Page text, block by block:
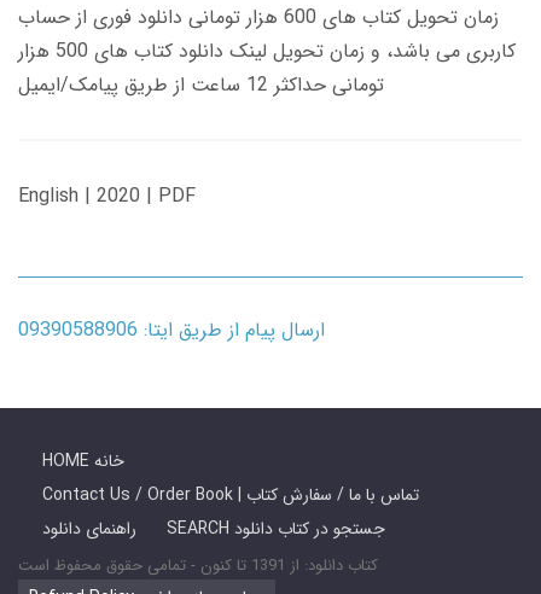
زمان تحویل کتاب های 600 هزار تومانی دانلود فوری از حساب
کاربری می باشد، و زمان تحویل لینک دانلود کتاب های 500 هزار
تومانی حداکثر 12 ساعت از طریق پیامک/ایمیل
English | 2020 | PDF
ارسال پیام از طریق ایتا: 09390588906
HOME خانه
Contact Us / Order Book | تماس با ما / سفارش کتاب
راهنمای دانلود
SEARCH جستجو در کتاب دانلود
کتاب دانلود: از 1391 تا کنون - تمامی حقوق محفوظ است